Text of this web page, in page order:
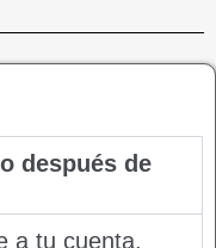
después de
a tu cuenta.